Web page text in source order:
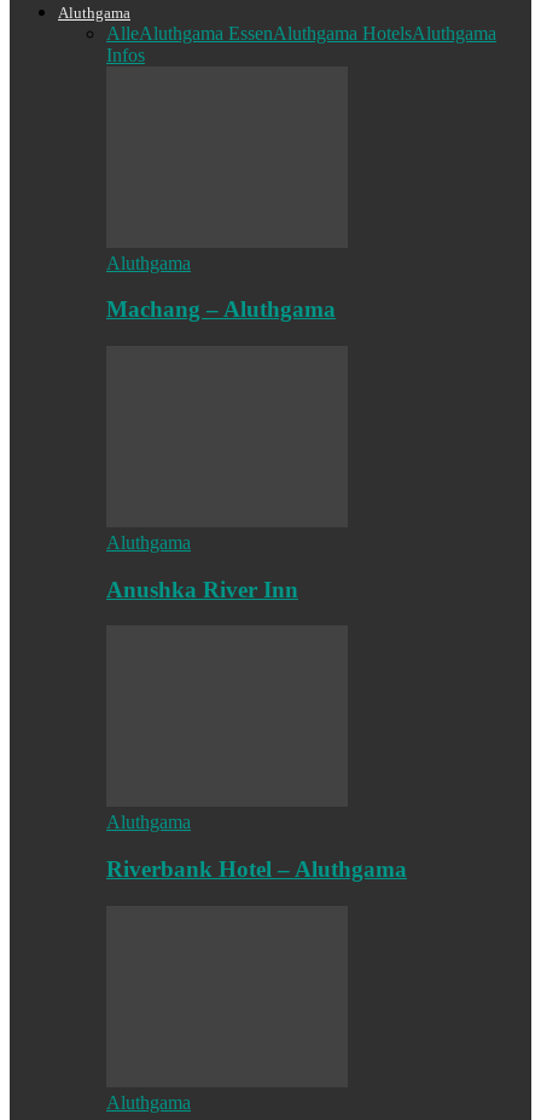
Aluthgama
AlleAluthgama EssenAluthgama HotelsAluthgama
Infos
Aluthgama
Machang – Aluthgama
Aluthgama
Anushka River Inn
Aluthgama
Riverbank Hotel – Aluthgama
Aluthgama